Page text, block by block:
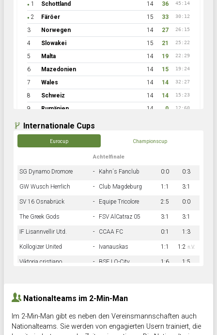
● 1 Schottland 14 36 45:14
● 2 Färöer 15 33 30:12
3 Norwegen 14 27 26:15
4 Slowakei 15 21 25:22
5 Malta 14 19 22:29
6 Mazedonien 14 15 19:24
7 Wales 14 14 32:27
8 Schweiz 14 14 15:23
9 Rumänien 14 0 12:60
Internationale Cups
Eurocup Championscup
Achtelfinale
SG Dynamo Dromore - Kahn´s Fanclub 0:0 0:3
GW Wusch Herrlich - Club Magdeburg 1:1 3:1
SV 16 Osnabrück - Equipe Tricolore 2:5 0:0
The Greek Gods - FSV AlCatraz 05 3:1 3:1
IF Lisannvellir Utd. - CCAA FC 0:1 1:3
Kollogizer United - Ivanauskas 1:1 1:2 n.V.
Viktoria cristiano - BSF LO-City 1:6 1:5
Nationalteams im 2-Min-Man
Im 2-Min-Man gibt es neben den Vereinsmannschaften auch
Nationalteams. Sie werden von engagierten Usern trainiert, die